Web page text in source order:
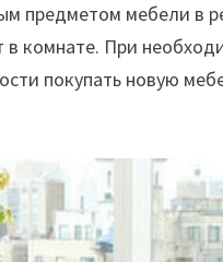
предметом мебели в
комнате. При
покупать новую